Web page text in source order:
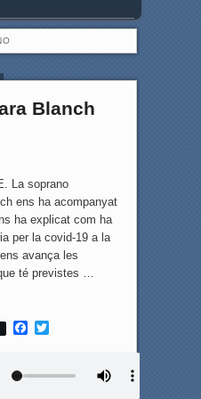
Blanch
La soprano
ens ha acompanyat
ha explicat com ha
per la covid-19 a la
avança les
té previstes …
F
T